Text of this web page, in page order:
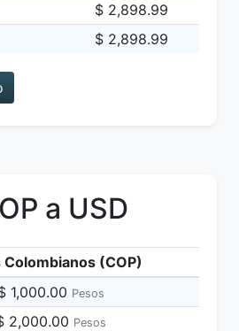
$ 2,898.99
$ 2,898.99
a USD
Colombianos (COP)
1,000.00 Pesos
2,000.00 Pesos